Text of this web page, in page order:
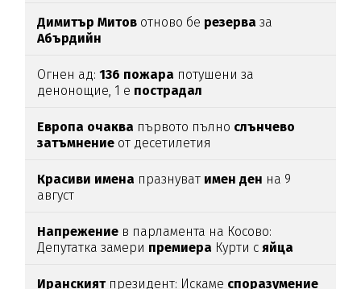
Димитър Митов отново бе резерва за
Абърдийн
Огнен ад:136 пожара потушени за
денонощие, 1 е пострадал
Европа очаква първото пълно слънчево
затъмнение от десетилетия
Красиви имена празнуват имен ден на 9
август
Напрежение в парламента на Косово:
Депутатка замери премиера Курти сяйца
Иранскиятпрезидент: Искаме споразумение